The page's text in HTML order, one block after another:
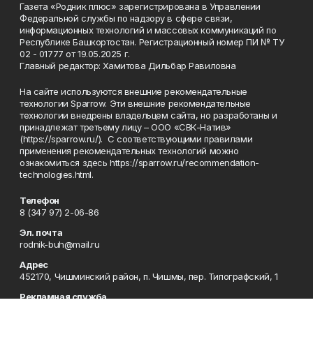
Газета «Родник плюс» зарегистрирована в Управлении
Федеральной службы по надзору в сфере связи,
информационных технологий и массовых коммуникаций по
Республике Башкортостан. Регистрационный номер ПИ № ТУ
02 - 01777 от 19.05.2025 г.
Главный редактор: Хамитова Дильбар Равиловна
На сайте используются внешние рекомендательные
технологии Sparrow. Эти внешние рекомендательные
технологии внедрены владельцем сайта, но разработаны и
принадлежат третьему лицу – ООО «СВК-Натив»
(https://sparrow.ru/). С соответствующими правилами
применения рекомендательных технологий можно
ознакомиться здесь https://sparrow.ru/recommendation-
technologies.html.
Телефон
8 (347 97) 2-06-86
Эл. почта
rodnik-buh@mail.ru
Адрес
452170, Чишминский район, п. Чишмы, пер. Типографский, 1
Рекламная служба